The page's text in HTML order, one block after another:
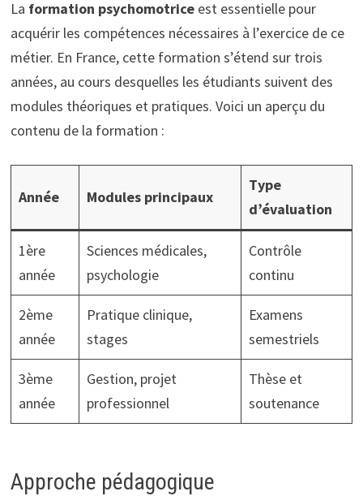
La formation psychomotriceest essentielle pour
acquérir les compétences nécessaires à l’exercice de ce
métier. En France, cette formation s’étend sur trois
années, au cours desquelles les étudiants suivent des
modules théoriques et pratiques. Voici un aperçu du
contenu de la formation :
Année Modules principaux
Type
d’évaluation
1ère
année
Sciences médicales,
psychologie
Contrôle
continu
2ème
année
Pratique clinique,
stages
Examens
semestriels
3ème
année
Gestion, projet
professionnel
Thèse et
soutenance
Approche pédagogique